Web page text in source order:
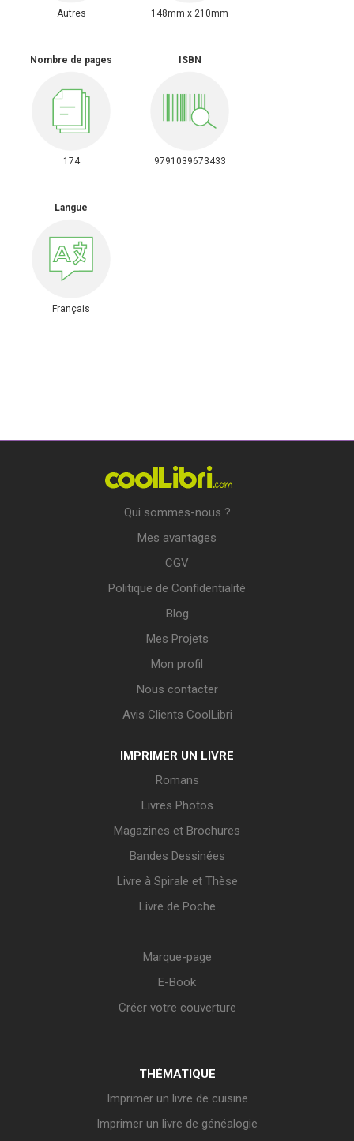
Autres 148mm x 210mm
Nombre de pages
174
ISBN
9791039673433
Langue
Français
Qui sommes-nous ?
Mes avantages
CGV
Politique de Confidentialité
Blog
Mes Projets
Mon profil
Nous contacter
Avis Clients CoolLibri
IMPRIMER UN LIVRE
Romans
Livres Photos
Magazines et Brochures
Bandes Dessinées
Livre à Spirale et Thèse
Livre de Poche
Marque-page
E-Book
Créer votre couverture
THÉMATIQUE
Imprimer un livre de cuisine
Imprimer un livre de généalogie